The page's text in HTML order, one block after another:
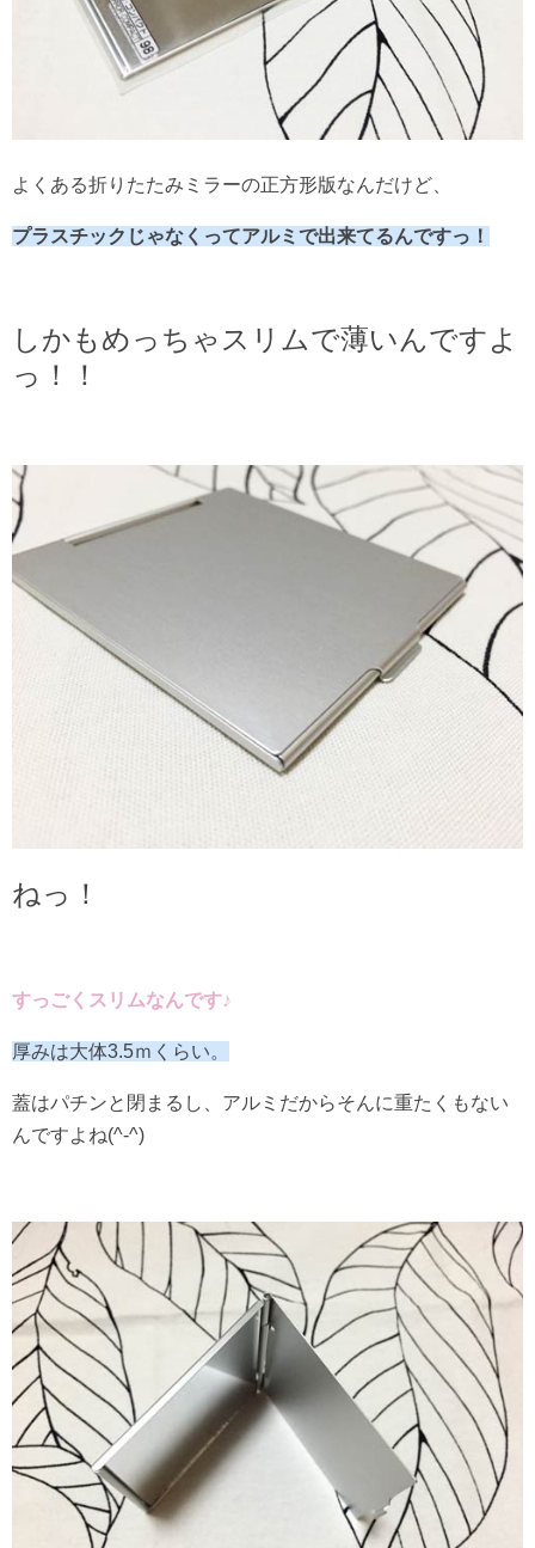
よくある折りたたみミラーの正方形版なんだけど、
プラスチックじゃなくってアルミで出来てるんですっ！
しかもめっちゃスリムで薄いんですよ
っ！！
ねっ！
すっごくスリムなんです♪
厚みは大体3.5ｍくらい。
蓋はパチンと閉まるし、アルミだからそんに重たくもない
んですよね(^-^)